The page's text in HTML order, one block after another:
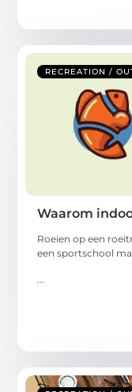
RECREATION /
Waarom
Roeien op een
een sportschool